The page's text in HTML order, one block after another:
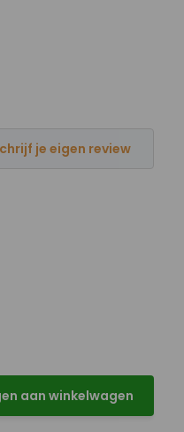
je eigen review
aan winkelwagen